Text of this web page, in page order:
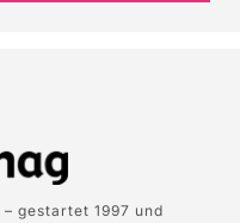
gestartet 1997 und